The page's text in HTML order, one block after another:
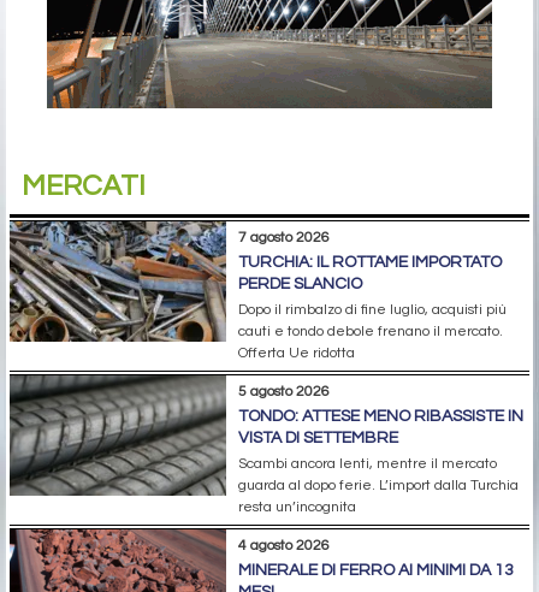
MERCATI
7 agosto 2026
TURCHIA: IL ROTTAME IMPORTATO
PERDE SLANCIO
Dopo il rimbalzo di fine luglio, acquisti più
cauti e tondo debole frenano il mercato.
Offerta Ue ridotta
5 agosto 2026
TONDO: ATTESE MENO RIBASSISTE IN
VISTA DI SETTEMBRE
Scambi ancora lenti, mentre il mercato
guarda al dopo ferie. L’import dalla Turchia
resta un’incognita
4 agosto 2026
MINERALE DI FERRO AI MINIMI DA 13